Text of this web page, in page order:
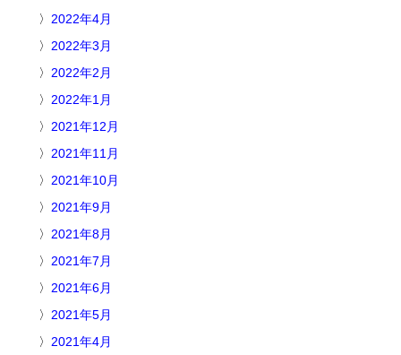
2022年4月
2022年3月
2022年2月
2022年1月
2021年12月
2021年11月
2021年10月
2021年9月
2021年8月
2021年7月
2021年6月
2021年5月
2021年4月